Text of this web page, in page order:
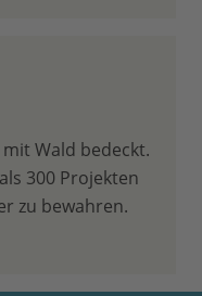
Wald bedeckt.
300 Projekten
zu bewahren.